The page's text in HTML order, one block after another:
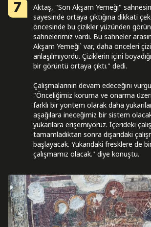
7
Aktaş, "Son Akşam Yemeği"
sayesinde ortaya çıktığına dikkati
öncesinde bu çizikler yüzünden
sahnelerimiz vardı. Bu sahneler
Akşam Yemeği` var, daha önceleri
anlaşılmıyordu. Çiziklerin içini
bir görüntü ortaya çıktı." dedi.
Çalışmalarının devam edeceğini
"Önceliğimiz koruma ve onarma
farklı bir yöntem olarak daha
aşağılara ineceğimiz bir sistem
yukarılara erişemiyoruz. İçerideki
tamamladıktan sonra dışarıdaki
başlayacak. Yukarıdaki fresklere de
çalışmamız olacak." diye konuştu.